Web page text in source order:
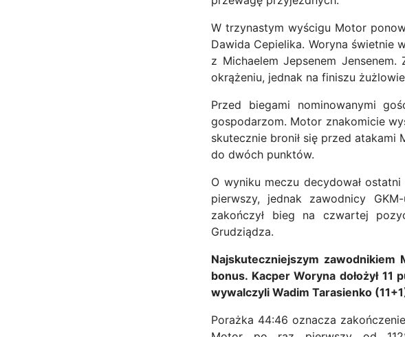
W trzynastym wyścigu Motor
Dawida Cepielika. Woryna świetnie
z Michaelem Jepsenem
okrążeniu, jednak na finiszu
Przed biegami nominowanymi
gospodarzom. Motor znakomicie
skutecznie bronił się przed atakami
do dwóch punktów.
O wyniku meczu decydował
pierwszy, jednak zawodnicy
zakończył bieg na czwartej
Grudziądza.
Najskuteczniejszym zawodnikiem
bonus. Kacper Woryna dołożył
wywalczyli Wadim Tarasienko
Porażka 44:46 oznacza